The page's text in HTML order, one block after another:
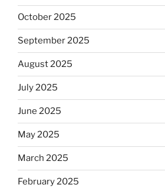
October 2025
September 2025
August 2025
July 2025
June 2025
May 2025
March 2025
February 2025